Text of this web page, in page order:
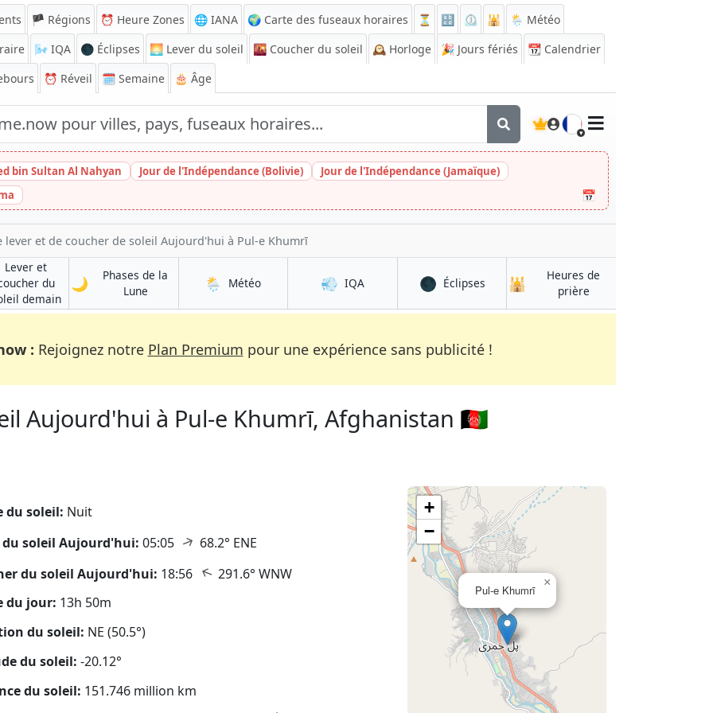
🏴 Régions ⏰ Heure Zones 🌐 IANA 🌍 Carte des fuseaux horaires ⏳ 🔡 ⏲️ 🕌
🌦️ Météo
🌬️ IQA 🌑 Éclipses 🌅 Lever du soleil 🌇 Coucher du soleil 🕰️ Horloge 🎉 Jours fériés 📆 Calendrier
⏰ Réveil 🗓️ Semaine 🎂 Âge
🇫🇷
bin Sultan Al Nahyan Jour de l'Indépendance (Bolivie)
Jour de l'Indépendance (Jamaïque)
📅
lever et de coucher de soleil Aujourd'hui à Pul-e Khumrī
Lever et
du
demainà Pul-e Khumrī
🌙
Phases de la
Luneà Pul-e Khumrī
🌦️ Météoà Pul-e Khumrī
💨 IQAà Pul-e Khumrī
🌑 Éclipsesà Pul-e Khumrī
🕌
Heures de
prièreà Pul-e Khumrī
: Rejoignez notre Plan Premium pour une expérience sans publicité !
Aujourd'hui à Pul-e Khumrī, Afghanistan 🇦🇫
du soleil: Nuit
du soleil Aujourd'hui: 05:05 ↑ 68.2° ENE
du soleil Aujourd'hui: 18:56 ↑ 291.6° WNW
du jour: 13h 50m
du soleil: NE (50.5°)
du soleil: -20.12°
du soleil: 151.746 million km
Pul-e Khumrī
×
+
−